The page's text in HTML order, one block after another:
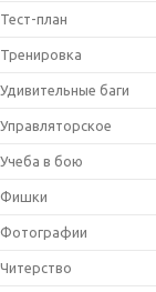
Тест-план
Тренировка
Удивительные баги
Управляторское
Учеба в бою
Фишки
Фотографии
Читерство